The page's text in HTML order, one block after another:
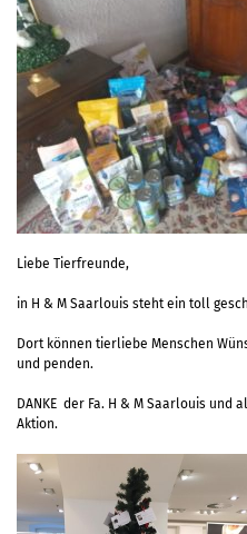
Liebe Tierfreunde,
in H & M Saarlouis steht ein toll
Dort können tierliebe Menschen
und penden.
DANKE der Fa. H & M Saarlouis
Aktion.